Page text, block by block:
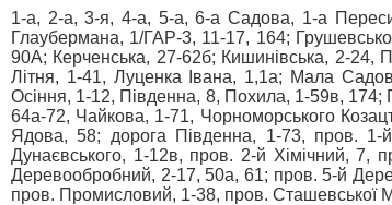
1-а, 2-а, 3-я, 4-а, 5-а, 6-а Садова, 1-а
Глаубермана, 1/ГАР-3, 11-17, 164;
90А; Керченська, 27-62б; Кишинівська, 2-
Літня, 1-41, Луценка Івана, 1,1а; Мала
Осіння, 1-12, Південна, 8, Похила, 1-59в, 174;
64а-72, Чайкова, 1-71, Чорноморського
Ядова, 58; дорога Південна, 1-73, пров. 1-
Дунаєвського, 1-12в, пров. 2-й Хімічний, 7,
Деревообробний, 2-17, 50а, 61; пров. 5-й
пров. Промисловий, 1-38, пров. Сташевської